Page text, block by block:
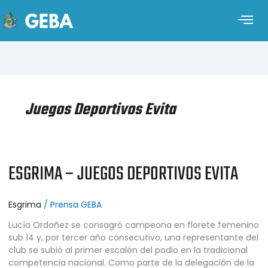
Juegos Deportivos Evita
ESGRIMA – JUEGOS DEPORTIVOS EVITA
Esgrima / Prensa GEBA
Lucía Ordoñez se consagró campeona en florete femenino
sub 14 y, por tercer año consecutivo, una representante del
club se subió al primer escalón del podio en la tradicional
competencia nacional. Como parte de la delegación de la
ESGRIMA
–
DEPORTIVOS